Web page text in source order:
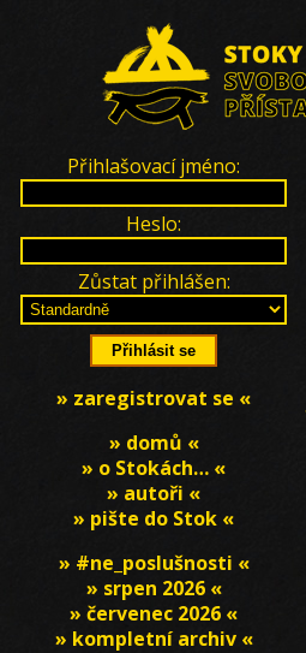
Přihlašovací jméno:
Heslo:
Zůstat přihlášen:
» zaregistrovat se «
» domů «
» o Stokách… «
» autoři «
» pište do Stok «
» #ne_poslušnosti «
» srpen 2026 «
» červenec 2026 «
» kompletní archiv «